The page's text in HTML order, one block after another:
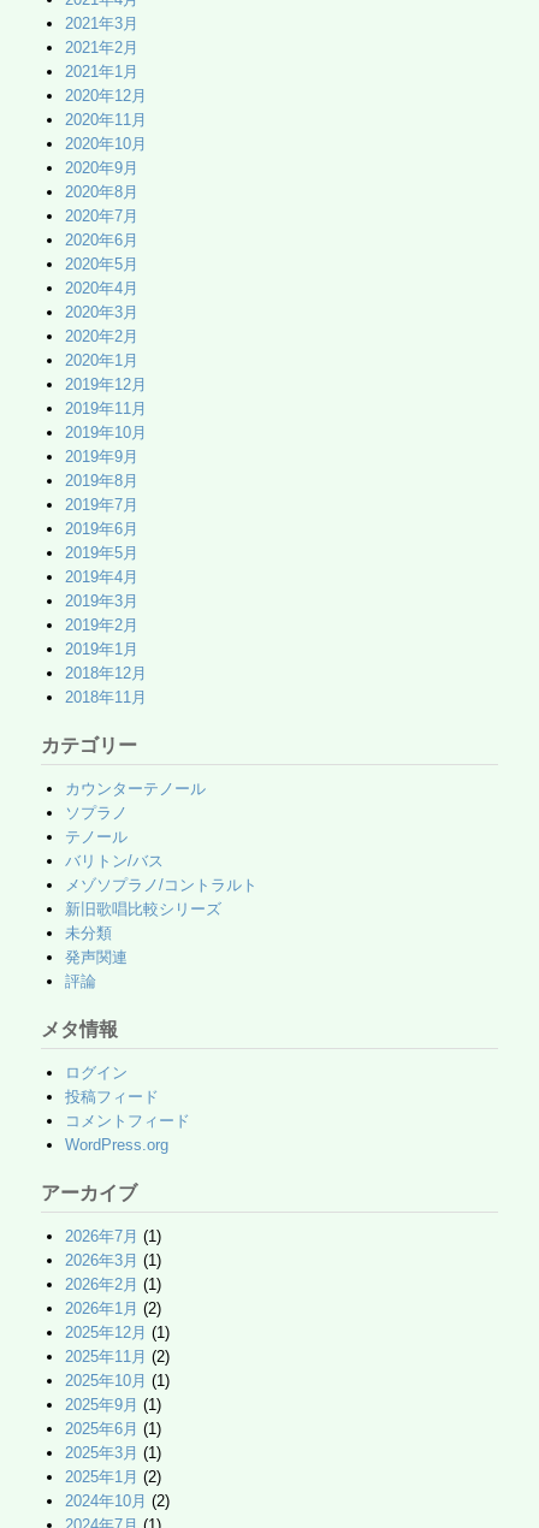
2021年3月
2021年2月
2021年1月
2020年12月
2020年11月
2020年10月
2020年9月
2020年8月
2020年7月
2020年6月
2020年5月
2020年4月
2020年3月
2020年2月
2020年1月
2019年12月
2019年11月
2019年10月
2019年9月
2019年8月
2019年7月
2019年6月
2019年5月
2019年4月
2019年3月
2019年2月
2019年1月
2018年12月
2018年11月
カテゴリー
カウンターテノール
ソプラノ
テノール
バリトン/バス
メゾソプラノ/コントラルト
新旧歌唱比較シリーズ
未分類
発声関連
評論
メタ情報
ログイン
投稿フィード
コメントフィード
WordPress.org
アーカイブ
2026年7月 (1)
2026年3月 (1)
2026年2月 (1)
2026年1月 (2)
2025年12月 (1)
2025年11月 (2)
2025年10月 (1)
2025年9月 (1)
2025年6月 (1)
2025年3月 (1)
2025年1月 (2)
2024年10月 (2)